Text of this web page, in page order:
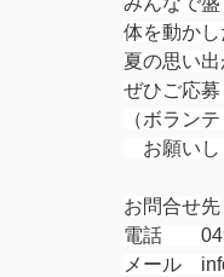
体を動かし
夏の思い出
ぜひご応
（ボラン
お願いし
お問合せ先
電話 049-
メール